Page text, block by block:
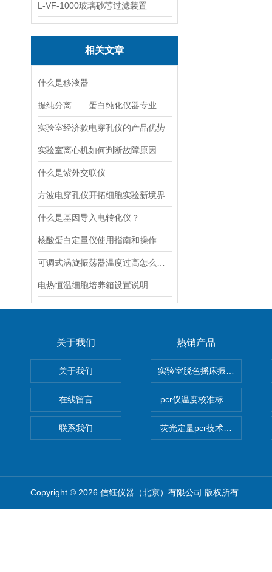
L-VF-1000玻璃砂芯过滤装置
相关文章
什么是移液器
实验室经济款电穿孔仪的产品优势
实验室离心机如何判断故障原因
什么是紫外交联仪
方波电穿孔仪开拓细胞实验新境界
什么是基因导入电转化仪？
电热恒温细胞培养箱设置说明
关于我们
关于我们
在线留言
联系我们
热销产品
实验室脱色摇床振荡器
pcr仪温度校准标定设备
荧光定量pcr技术定制化服务
Copyright © 2026 信钰仪器（北京）有限公司 版权所有